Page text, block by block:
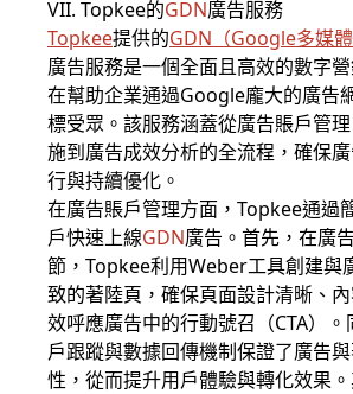
VII. Topkee的GDN廣告服務
Topkee提供的GDN （Google多媒
廣告服務是一個全面且高效的數字
在幫助企業通過Google龐大的廣告
標受眾。該服務涵蓋從廣告賬戶管
施到廣告成效分析的全流程，確保
行與持續優化。
在廣告賬戶管理方面，Topkee通過
戶快速上線GDN廣告。首先，在廣
節，Topkee利用Weber工具創建與
致的著陸頁，確保頁面設計清晰、
效呼應廣告中的行動號召（CTA）
戶跟蹤與數據回傳機制保證了廣告
性，從而提升用戶體驗與轉化效果